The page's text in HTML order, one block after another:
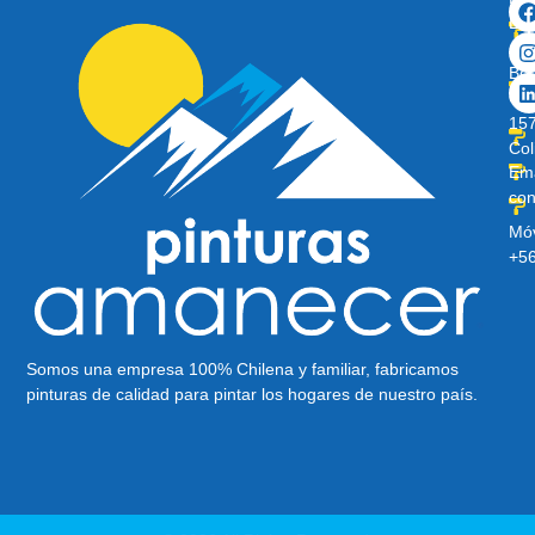
Somos una empresa 100% Chilena y familiar, fabricamos
pinturas de calidad para pintar los hogares de nuestro país.
Av